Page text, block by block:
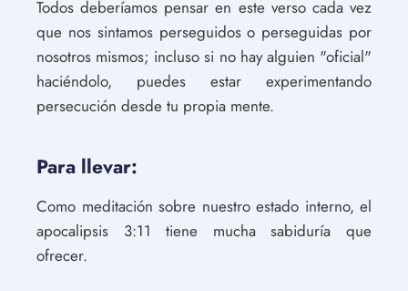
Todos deberíamos pensar en este verso cada vez
que nos sintamos perseguidos o perseguidas por
nosotros mismos; incluso si no hay alguien "oficial"
haciéndolo, puedes estar experimentando
persecución desde tu propia mente.
Para llevar:
Como meditación sobre nuestro estado interno, el
apocalipsis 3:11 tiene mucha sabiduría que
ofrecer.